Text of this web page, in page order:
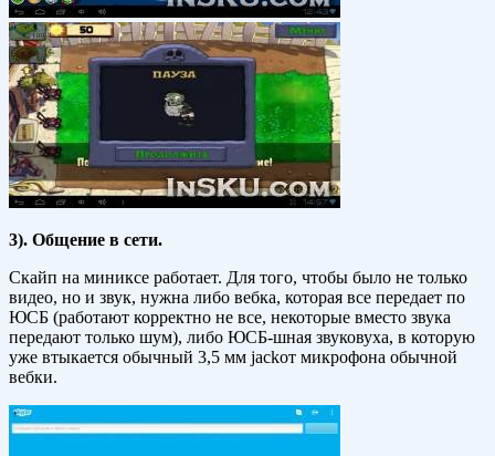
3). Общение в сети.
Скайп на миниксе работает. Для того, чтобы было не только
видео, но и звук, нужна либо вебка, которая все передает по
ЮСБ (работают корректно не все, некоторые вместо звука
передают только шум), либо ЮСБ-шная звуковуха, в которую
уже втыкается обычный 3,5 мм jackот микрофона обычной
вебки.